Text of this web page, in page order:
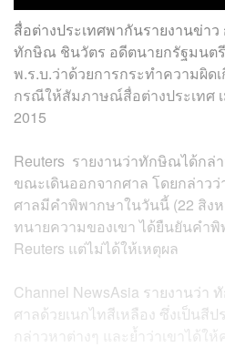
สื่อต่างประเทศพากันรายงานข่า
ทักษิณ ชินวัตร อดีตนายกรัฐมนต
พ.ร.บ.ว่าด้วยการกระทำความผิด
กรณีให้สัมภาษณ์สื่อต่างประเทศ
2015
Reuters รายงานว่าทักษิณได้กล่
ขณะเดินออกจากศาล โดยกล่าวว่
ศาลมีคำพิพากษาในวันนี้ (22 สิ
ทนายความของเขา ได้ยืนยันคำ
Reuters แต่ไม่ได้ให้เหตุผล
Channel NewsAsia รายงานว่
ศาลด้วยเนกไทสีเหลือง ซึ่งเป็นสี
กล่าวหาต่างๆ และย้ำว่าเขาได้ใ